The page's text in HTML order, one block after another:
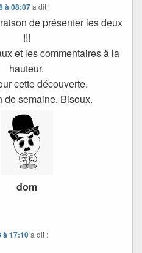
à 08:07 a dit :
de présenter les deux
!!!
et les commentaires à la
hauteur.
cette découverte.
de semaine. Bisoux.
dom
à 17:10a dit :